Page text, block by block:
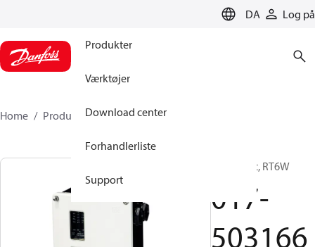
DA Log på
Produkter
Værktøjer
Download center
Forhandlerliste
Support
Home Produkter 017-503166
Pressostat, RT6W
017-
503166